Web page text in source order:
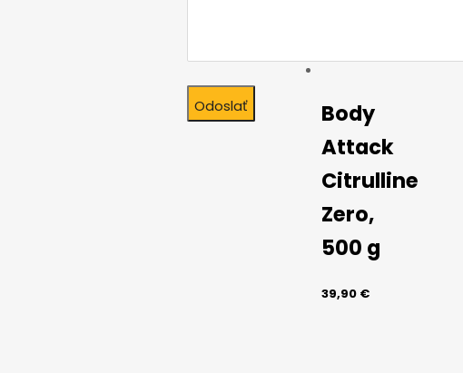
Body
Attack
Citrulline
Zero,
500 g
39,90 €